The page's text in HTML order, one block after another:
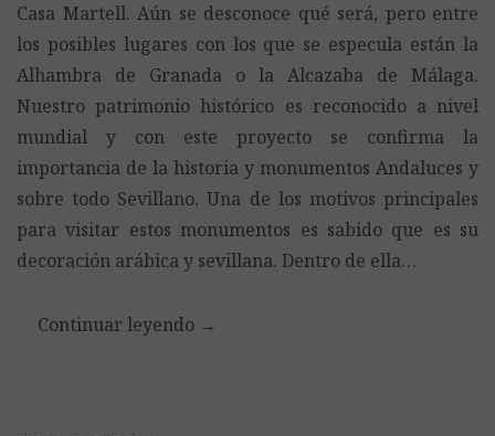
Casa Martell. Aún se desconoce qué será, pero entre
los posibles lugares con los que se especula están la
Alhambra de Granada o la Alcazaba de Málaga.
Nuestro patrimonio histórico es reconocido a nivel
mundial y con este proyecto se confirma la
importancia de la historia y monumentos Andaluces y
sobre todo Sevillano. Una de los motivos principales
para visitar estos monumentos es sabido que es su
decoración arábica y sevillana. Dentro de ella…
Continuar leyendo →